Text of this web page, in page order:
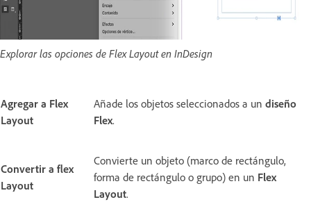
Explorar las opciones de Flex Layout en InDesign
Agregar a Flex
Layout
Añade los objetos seleccionados a un diseño
Flex.
Convertir a flex
Layout
Convierte un objeto (marco de rectángulo,
forma de rectángulo o grupo) en un Flex
Layout.